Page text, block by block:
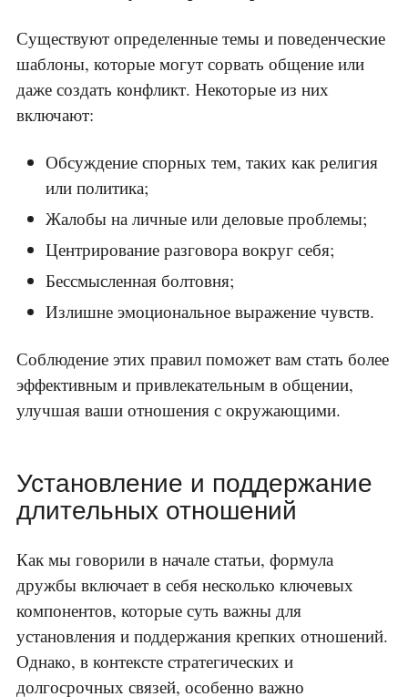
Существуют определенные темы и поведенческие
шаблоны, которые могут сорвать общение или
даже создать конфликт. Некоторые из них
включают:
Обсуждение спорных тем, таких как религия
или политика;
Жалобы на личные или деловые проблемы;
Центрирование разговора вокруг себя;
Бессмысленная болтовня;
Излишне эмоциональное выражение чувств.
Соблюдение этих правил поможет вам стать более
эффективным и привлекательным в общении,
улучшая ваши отношения с окружающими.
Установление и поддержание
длительных отношений
Как мы говорили в начале статьи, формула
дружбы включает в себя несколько ключевых
компонентов, которые суть важны для
установления и поддержания крепких отношений.
Однако, в контексте стратегических и
долгосрочных связей, особенно важно